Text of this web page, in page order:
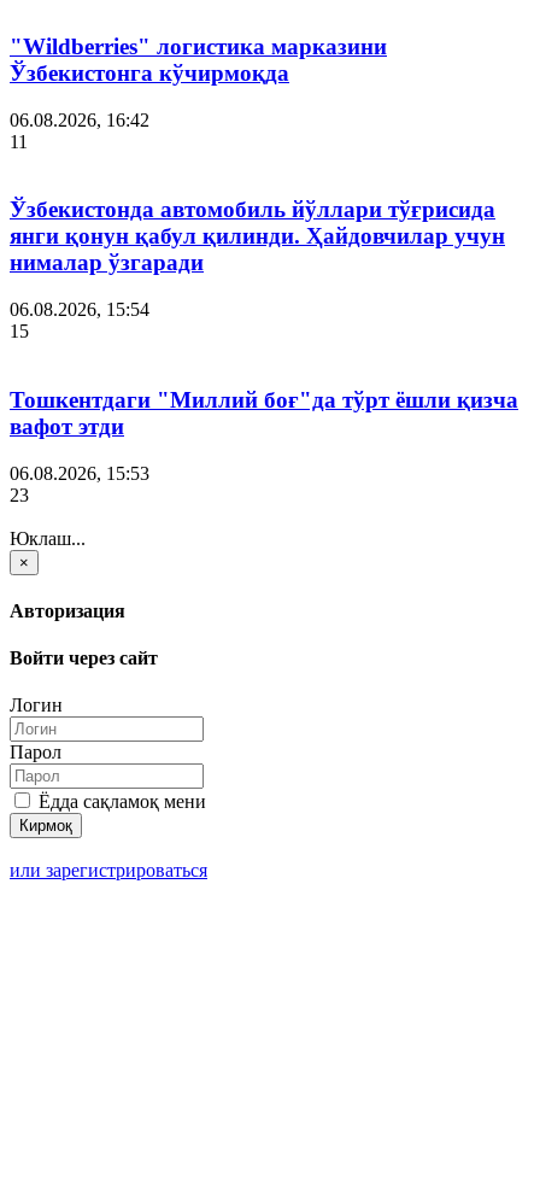
"Wildberries" логистика марказини
Ўзбекистонга кўчирмоқда
06.08.2026, 16:42
11
Ўзбекистонда автомобиль йўллари тўғрисида
янги қонун қабул қилинди. Ҳайдовчилар учун
нималар ўзгаради
06.08.2026, 15:54
15
Тошкентдаги "Миллий боғ"да тўрт ёшли қизча
вафот этди
06.08.2026, 15:53
23
Юклаш...
×
Авторизация
Войти через сайт
Логин
Парол
Ёдда сақламоқ мени
или зарегистрироваться